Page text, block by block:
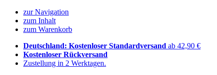
zur Navigation
zum Inhalt
zum Warenkorb
Deutschland: Kostenloser Standardversand ab 42,90 €
Kostenloser Rückversand
Zustellung in 2 Werktagen.